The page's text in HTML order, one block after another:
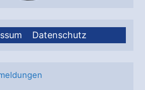
Datenschutz